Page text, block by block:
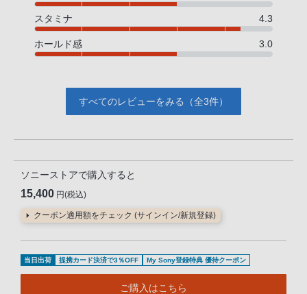
スタミナ 4.3
ホールド感 3.0
すべてのレビューをみる（全3件）
ソニーストアで購入すると
15,400 円(税込)
クーポン適用額をチェック (サインイン/新規登録)
当日出荷 提携カード決済で3％OFF My Sony登録特典 優待クーポン
ご購入はこちら